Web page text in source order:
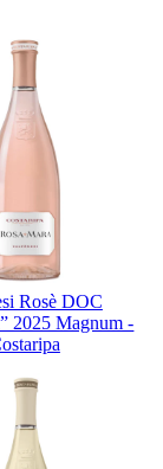
Rosè DOC
2025 Magnum -